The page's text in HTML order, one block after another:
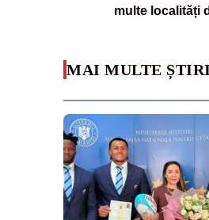
multe localități
MAI MULTE